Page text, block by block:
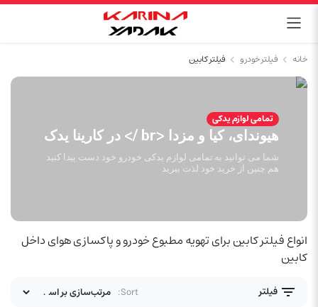
خانه فیلتر خودرو فیلتر کابین
تمامی لوازم یدکی
هیوندای، کیا و مزدا <br /> در کارینا یدک
شما می توانید به تمامی لوازم یدکی خودرو خود دست پیدا کنید
هم چنین از خرید خود لذت ببرید
انواع فیلتر کابین برای تهویه مطبوع خودرو و پاکسازی هوای داخل
کابین
فیلتر Sort: